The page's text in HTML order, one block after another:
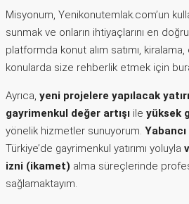
Misyonum, Yenikonutemlak.com’un
sunmak ve onların ihtiyaçlarını en
platformda konut alım satımı, kiralama,
konularda size rehberlik etmek için
Ayrıca, yeni projelere yapılacak
gayrimenkul değer artışı ile yüksek
yönelik hizmetler sunuyorum. Yabancı
Türkiye’de gayrimenkul yatırımı yoluyla
izni (ikamet) alma süreçlerinde
sağlamaktayım.